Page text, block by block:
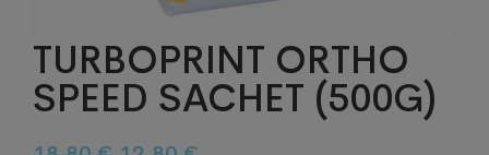
TURBOPRINT ORTHO
SPEED SACHET (500G)